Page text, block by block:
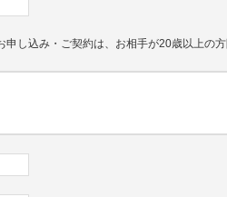
し込み・ご契約は、お相手が20歳以上の